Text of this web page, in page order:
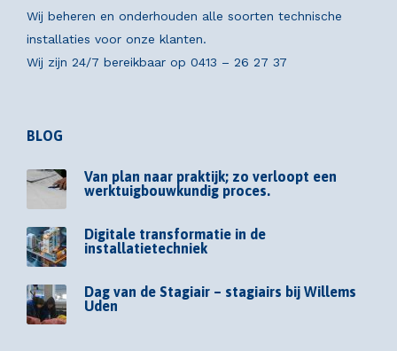
Wij beheren en onderhouden alle soorten technische
installaties voor onze klanten.
Wij zijn 24/7 bereikbaar op 0413 – 26 27 37
BLOG
Van plan naar praktijk; zo verloopt een
werktuigbouwkundig proces.
Digitale transformatie in de
installatietechniek
Dag van de Stagiair – stagiairs bij Willems
Uden